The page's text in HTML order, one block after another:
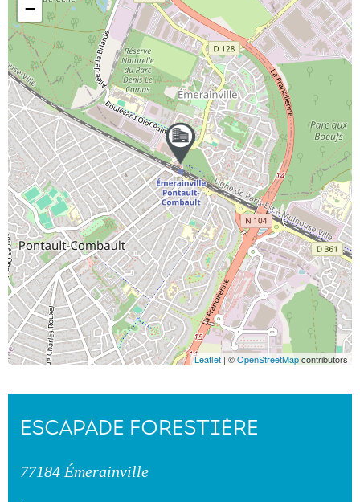
−
Leaflet | ©OpenStreetMapcontributors
ESCAPADE FORESTIÈRE
77184 Émerainville